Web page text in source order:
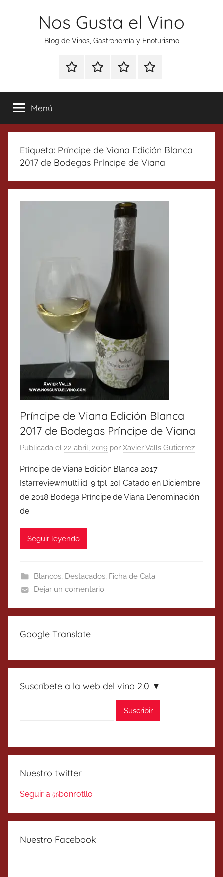
Nos Gusta el Vino
Blog de Vinos, Gastronomía y Enoturismo
Especial
Tonics
Enoturismo
Gastronomía
RankingContacto
Menú
Etiqueta: Príncipe de Viana Edición Blanca
2017 de Bodegas Príncipe de Viana
Príncipe de Viana Edición Blanca
2017 de Bodegas Príncipe de Viana
Publicada el 22 abril, 2019 por Xavier Valls Gutierrez
Príncipe de Viana Edición Blanca 2017
[starreviewmulti id=9 tpl=20] Catado en Diciembre
de 2018 Bodega Príncipe de Viana Denominación
de
Seguir leyendo
Blancos, Destacados, Ficha de Cata
Dejar un comentario
Google Translate
Suscríbete a la web del vino 2.0 ▼
Nuestro twitter
Seguir a @bonrotllo
Nuestro Facebook